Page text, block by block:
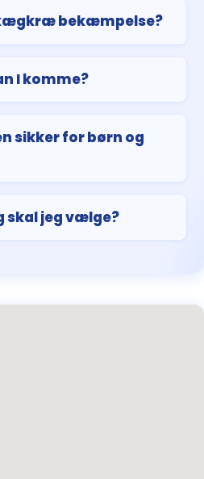
bekæmpelse?
I komme?
sikker for børn og
skal jeg vælge?